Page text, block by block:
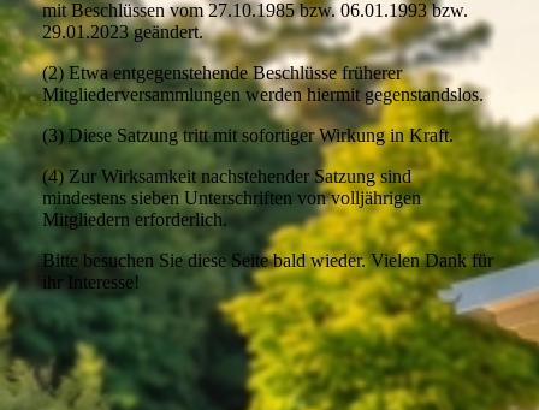
mit Beschlüssen vom 27.10.1985 bzw. 06.01.1993 bzw.
29.01.2023 geändert.
(2) Etwa entgegenstehende Beschlüsse früherer
Mitgliederversammlungen werden hiermit gegenstandslos.
(3) Diese Satzung tritt mit sofortiger Wirkung in Kraft.
(4) Zur Wirksamkeit nachstehender Satzung sind
mindestens sieben Unterschriften von volljährigen
Mitgliedern erforderlich.
Bitte besuchen Sie diese Seite bald wieder. Vielen Dank für
ihr Interesse!